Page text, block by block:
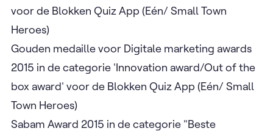
voor de Blokken Quiz App (Eén/ Small Town
Heroes)
Gouden medaille voor Digitale marketing awards
2015 in de categorie 'Innovation award/Out of the
box award' voor de Blokken Quiz App (Eén/ Small
Town Heroes)
Sabam Award 2015 in de categorie "Beste